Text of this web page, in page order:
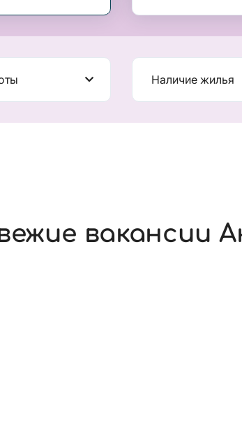
Наличие жилья
вакансии